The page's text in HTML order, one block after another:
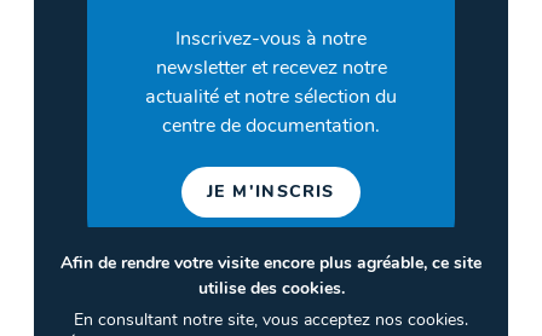
Inscrivez-vous à notre
newsletter et recevez notre
actualité et notre sélection du
centre de documentation.
JE M'INSCRIS
Afin de rendre votre visite encore plus agréable, ce site
utilise des cookies.
En consultant notre site, vous acceptez nos cookies.